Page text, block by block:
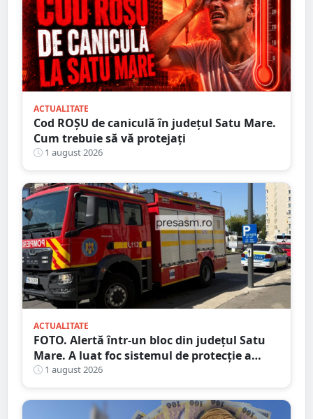
ACTUALITATE
Cod ROȘU de caniculă în județul Satu Mare.
Cum trebuie să vă protejați
1 august 2026
ACTUALITATE
FOTO. Alertă într-un bloc din județul Satu
Mare. A luat foc sistemul de protecție a
gazelor
1 august 2026